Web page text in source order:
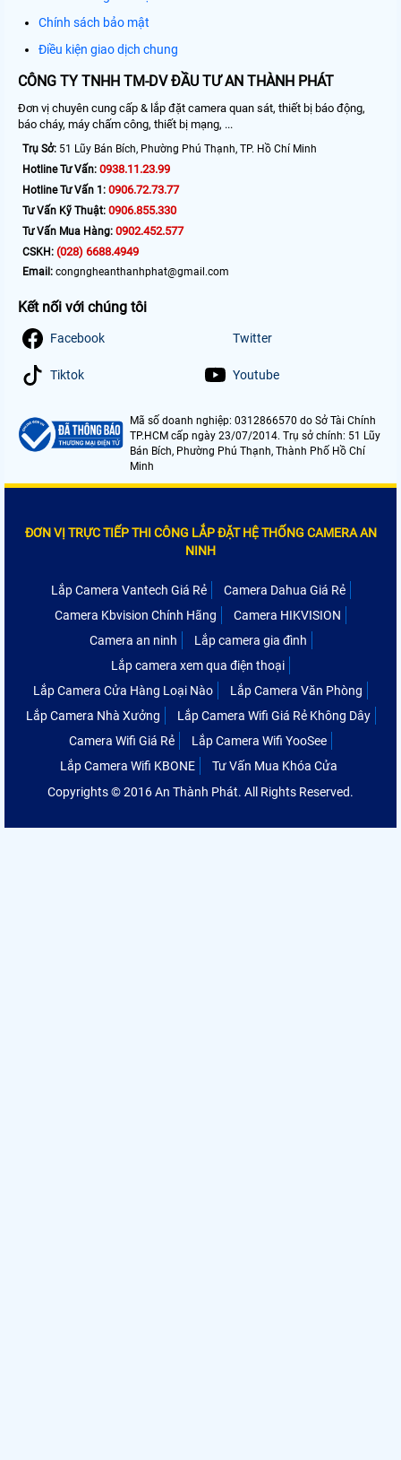
Chính sách bảo mật
Điều kiện giao dịch chung
CÔNG TY TNHH TM-DV ĐẦU TƯ AN THÀNH PHÁT
Đơn vị chuyên cung cấp & lắp đặt camera quan sát, thiết bị báo động,
báo cháy, máy chấm công, thiết bị mạng, ...
Trụ Sở: 51 Lũy Bán Bích, Phường Phú Thạnh, TP. Hồ Chí Minh
Hotline Tư Vấn: 0938.11.23.99
Hotline Tư Vấn 1: 0906.72.73.77
Tư Vấn Kỹ Thuật: 0906.855.330
Tư Vấn Mua Hàng: 0902.452.577
CSKH: (028) 6688.4949
Email: congngheanthanhphat@gmail.com
Kết nối với chúng tôi
Facebook Twitter
Tiktok Youtube
Mã số doanh nghiệp: 0312866570 do Sở Tài Chính
TP.HCM cấp ngày 23/07/2014. Trụ sở chính: 51 Lũy
Bán Bích, Phường Phú Thạnh, Thành Phố Hồ Chí
Minh
ĐƠN VỊ TRỰC TIẾP THI CÔNG LẮP ĐẶT HỆ THỐNG CAMERA AN
NINH
Lắp Camera Vantech Giá Rẻ
Camera Dahua Giá Rẻ
Camera Kbvision Chính Hãng
Camera HIKVISION
Camera an ninh
Lắp camera gia đình
Lắp camera xem qua điện thoại
Lắp Camera Cửa Hàng Loại Nào
Lắp Camera Văn Phòng
Lắp Camera Nhà Xưởng
Lắp Camera Wifi Giá Rẻ Không Dây
Camera Wifi Giá Rẻ
Lắp Camera Wifi YooSee
Lắp Camera Wifi KBONE
Tư Vấn Mua Khóa Cửa
Copyrights © 2016 An Thành Phát. All Rights Reserved.